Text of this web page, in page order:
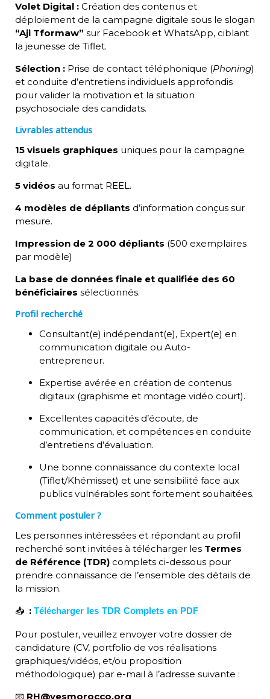
Volet Digital : Création des contenus et
déploiement de la campagne digitale sous le slogan
“Aji Tformaw” sur Facebook et WhatsApp, ciblant
la jeunesse de Tiflet.
Sélection : Prise de contact téléphonique (Phoning)
et conduite d’entretiens individuels approfondis
pour valider la motivation et la situation
psychosociale des candidats.
Livrables attendus
15 visuels graphiques uniques pour la campagne
digitale.
5 vidéos au format REEL.
4 modèles de dépliants d’information conçus sur
mesure.
Impression de 2 000 dépliants (500 exemplaires
par modèle)
La base de données finale et qualifiée des 60
bénéficiaires sélectionnés.
Profil recherché
Consultant(e) indépendant(e), Expert(e) en
communication digitale ou Auto-
entrepreneur.
Expertise avérée en création de contenus
digitaux (graphisme et montage vidéo court).
Excellentes capacités d’écoute, de
communication, et compétences en conduite
d’entretiens d’évaluation.
Une bonne connaissance du contexte local
(Tiflet/Khémisset) et une sensibilité face aux
publics vulnérables sont fortement souhaitées.
Comment postuler ?
Les personnes intéressées et répondant au profil
recherché sont invitées à télécharger les Termes
de Référence (TDR) complets ci-dessous pour
prendre connaissance de l’ensemble des détails de
la mission.
📥 : Télécharger les TDR Complets en PDF
Pour postuler, veuillez envoyer votre dossier de
candidature (CV, portfolio de vos réalisations
graphiques/vidéos, et/ou proposition
méthodologique) par e-mail à l’adresse suivante :
📧 RH@yesmorocco.org